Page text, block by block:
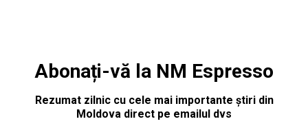
Abonați-vă la NM Espresso
Rezumat zilnic cu cele mai importante știri din
Moldova direct pe emailul dvs